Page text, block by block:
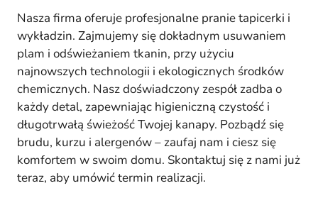
Nasza firma oferuje profesjonalne pranie tapicerki i
wykładzin. Zajmujemy się dokładnym usuwaniem
plam i odświeżaniem tkanin, przy użyciu
najnowszych technologii i ekologicznych środków
chemicznych. Nasz doświadczony zespół zadba o
każdy detal, zapewniając higieniczną czystość i
długotrwałą świeżość Twojej kanapy. Pozbądź się
brudu, kurzu i alergenów – zaufaj nam i ciesz się
komfortem w swoim domu. Skontaktuj się z nami już
teraz, aby umówić termin realizacji.